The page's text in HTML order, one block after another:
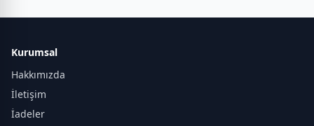
Kurumsal
Hakkımızda
İletişim
İadeler